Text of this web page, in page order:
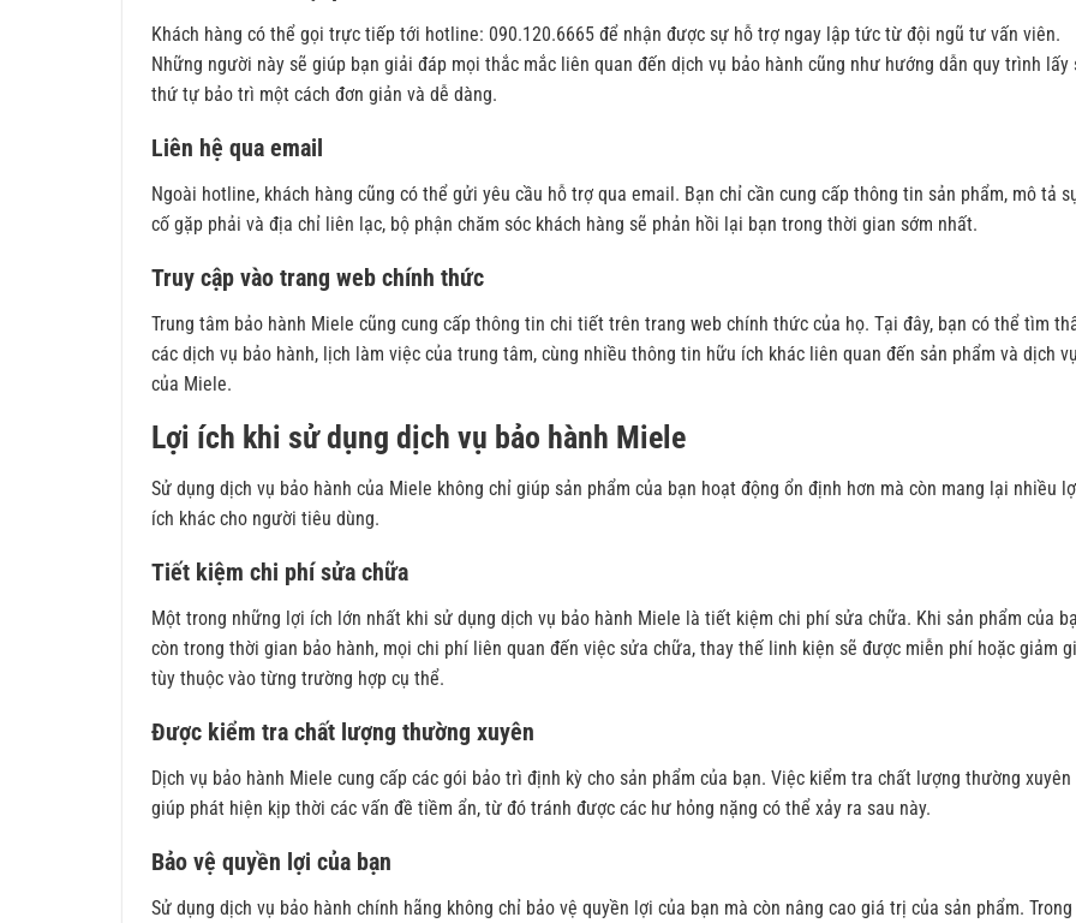
Khách hàng có thể gọi trực tiếp tới hotline: 090.120.6665 để nhận được sự hỗ trợ ngay lập tức từ đội ngũ tư vấn viên.
Những người này sẽ giúp bạn giải đáp mọi thắc mắc liên quan đến dịch vụ bảo hành cũng như hướng dẫn quy trình lấy
thứ tự bảo trì một cách đơn giản và dễ dàng.
Liên hệ qua email
Ngoài hotline, khách hàng cũng có thể gửi yêu cầu hỗ trợ qua email. Bạn chỉ cần cung cấp thông tin sản phẩm, mô tả
cố gặp phải và địa chỉ liên lạc, bộ phận chăm sóc khách hàng sẽ phản hồi lại bạn trong thời gian sớm nhất.
Truy cập vào trang web chính thức
Trung tâm bảo hành Miele cũng cung cấp thông tin chi tiết trên trang web chính thức của họ. Tại đây, bạn có thể tìm
các dịch vụ bảo hành, lịch làm việc của trung tâm, cùng nhiều thông tin hữu ích khác liên quan đến sản phẩm và dịch
của Miele.
Lợi ích khi sử dụng dịch vụ bảo hành Miele
Sử dụng dịch vụ bảo hành của Miele không chỉ giúp sản phẩm của bạn hoạt động ổn định hơn mà còn mang lại nhiều
ích khác cho người tiêu dùng.
Tiết kiệm chi phí sửa chữa
Một trong những lợi ích lớn nhất khi sử dụng dịch vụ bảo hành Miele là tiết kiệm chi phí sửa chữa. Khi sản phẩm của
còn trong thời gian bảo hành, mọi chi phí liên quan đến việc sửa chữa, thay thế linh kiện sẽ được miễn phí hoặc giảm
tùy thuộc vào từng trường hợp cụ thể.
Được kiểm tra chất lượng thường xuyên
Dịch vụ bảo hành Miele cung cấp các gói bảo trì định kỳ cho sản phẩm của bạn. Việc kiểm tra chất lượng thường xuyên
giúp phát hiện kịp thời các vấn đề tiềm ẩn, từ đó tránh được các hư hỏng nặng có thể xảy ra sau này.
Bảo vệ quyền lợi của bạn
Sử dụng dịch vụ bảo hành chính hãng không chỉ bảo vệ quyền lợi của bạn mà còn nâng cao giá trị của sản phẩm. Trong